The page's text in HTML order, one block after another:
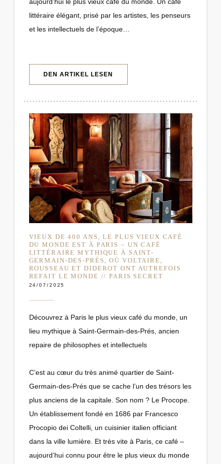
aujourd’hui le plus vieux café du monde. Un café
littéraire élégant, prisé par les artistes, les penseurs
et les intellectuels de l’époque…
DEN ARTIKEL LESEN
VIEUX DE 400 ANS, LE PLUS VIEUX CAFÉ
DU MONDE EST À PARIS – UN CAFÉ
LITTÉRAIRE MYTHIQUE À SAINT-
GERMAIN-DES-PRÈS, OÙ VOLTAIRE,
ROUSSEAU ET DIDEROT ONT AUTREFOIS
REFAIT LE MONDE // PARIS SECRET
24/07/2025
Découvrez à Paris le plus vieux café du monde, un
lieu mythique à Saint-Germain-des-Prés, ancien
repaire de philosophes et intellectuels
C’est au cœur du très animé quartier de Saint-
Germain-des-Prés que se cache l’un des trésors les
plus anciens de la capitale. Son nom ? Le Procope.
Un établissement fondé en 1686 par Francesco
Procopio dei Coltelli, un cuisinier italien officiant
dans la ville lumière. Et très vite à Paris, ce café –
aujourd’hui connu pour être le plus vieux du monde